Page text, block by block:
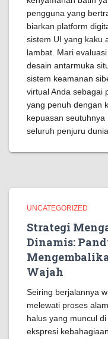
pengguna yang
biarkan platform
sistem UI yang kaku
lambat. Mari
desain antarmuka
sistem keamanan
virtual Anda sebagai
yang penuh dengan
kepuasan
seluruh penjuru dunia.
UNCATEGORIZED
Strategi
Dinamis:
Wajah
Seiring berjalannya
melewati proses
halus yang muncul
ekspresi